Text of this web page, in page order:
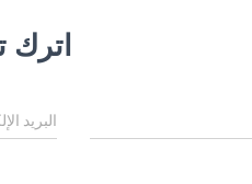
اترك
البريد